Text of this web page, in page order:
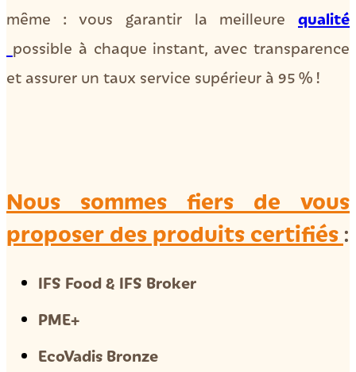
même : vous garantir la meilleure qualité
possible à chaque instant, avec transparence
et assurer un taux service supérieur à 95 % !
Nous sommes fiers de vous
proposer des produits certifiés :
IFS Food & IFS Broker
PME+
EcoVadis Bronze